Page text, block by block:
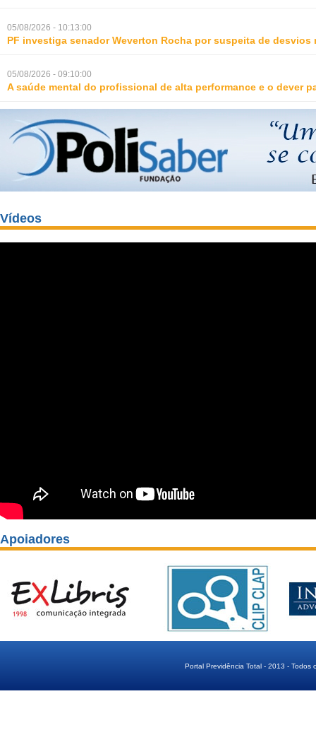
05/08/2026 - 10:13:00
PF investiga senador Weverton Rocha por suspeita de desvios
05/08/2026 - 09:10:00
A saúde mental do profissional de alta performance e o dever
Vídeos
Apoiadores
Portal Previdência Total - 2013 - Todos